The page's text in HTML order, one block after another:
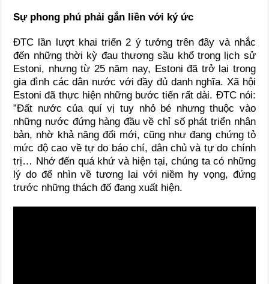
Sự phong phú phải gắn liền với ký ức
ĐTC lần lượt khai triển 2 ý tưởng trên đây và nhắc
đến những thời kỳ đau thương sầu khổ trong lịch sử
Estoni, nhưng từ 25 năm nay, Estoni đã trở lại trong
gia đình các dân nước với đầy đủ danh nghĩa. Xã hội
Estoni đã thực hiện những bước tiến rất dài. ĐTC nói:
”Đất nước của quí vị tuy nhỏ bé nhưng thuộc vào
những nước đứng hàng đầu về chỉ số phát triển nhân
bản, nhờ khả năng đổi mới, cũng như đang chứng tỏ
mức độ cao về tự do báo chí, dân chủ và tự do chính
trị… Nhớ đến quá khứ và hiện tại, chúng ta có những
lý do để nhìn về tương lai với niềm hy vọng, đứng
trước những thách đố đang xuất hiện.